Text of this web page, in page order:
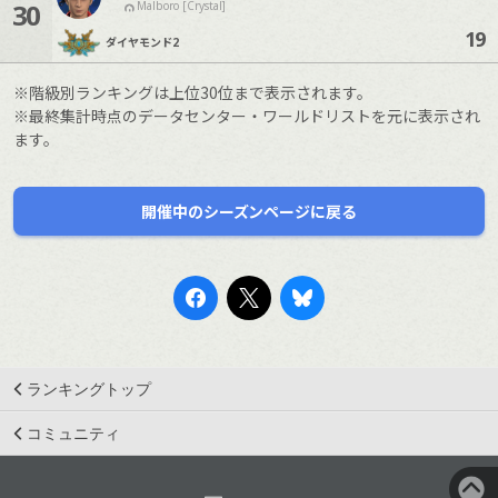
30 Malboro [Crystal]
ダイヤモンド2 19
※階級別ランキングは上位30位まで表示されます。
※最終集計時点のデータセンター・ワールドリストを元に表示され
ます。
開催中のシーズンページに戻る
ランキングトップ
コミュニティ